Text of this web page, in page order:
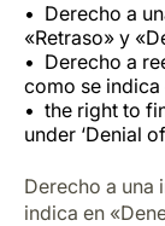
Derecho a
«Retraso» y
Derecho a
como se indica
the right to
under ‘Denial
Derecho a una
indica en